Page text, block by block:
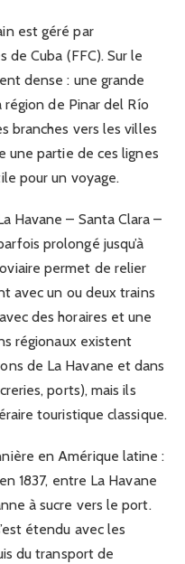
est géré par
de Cuba (FFC). Sur le
dense : une grande
de Pinar del Río
branches vers les villes
une partie de ces lignes
pour un voyage.
Havane – Santa Clara –
prolongé jusqu’à
permet de relier
avec un ou deux trains
des horaires et une
régionaux existent
de La Havane et dans
ports), mais ils
touristique classique.
en Amérique latine :
1837, entre La Havane
à sucre vers le port.
étendu avec les
du transport de